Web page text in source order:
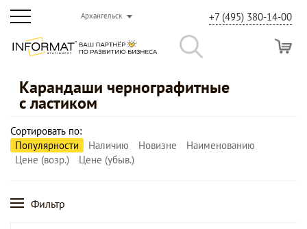
Архангельск +7 (495) 380-14-00
Карандаши чернографитные
с ластиком
Сортировать по:
Популярности
Наличию Новизне
Наименованию
Цене (возр.)
Цене (убыв.)
Фильтр